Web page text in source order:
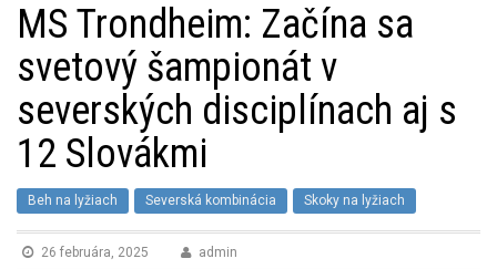
n
a
v
i
g
o
n
MS Trondheim: Začína sa
svetový šampionát v
severských disciplínach aj s
12 Slovákmi
Beh na lyžiach Severská kombinácia Skoky na lyžiach
26 februára, 2025 admin